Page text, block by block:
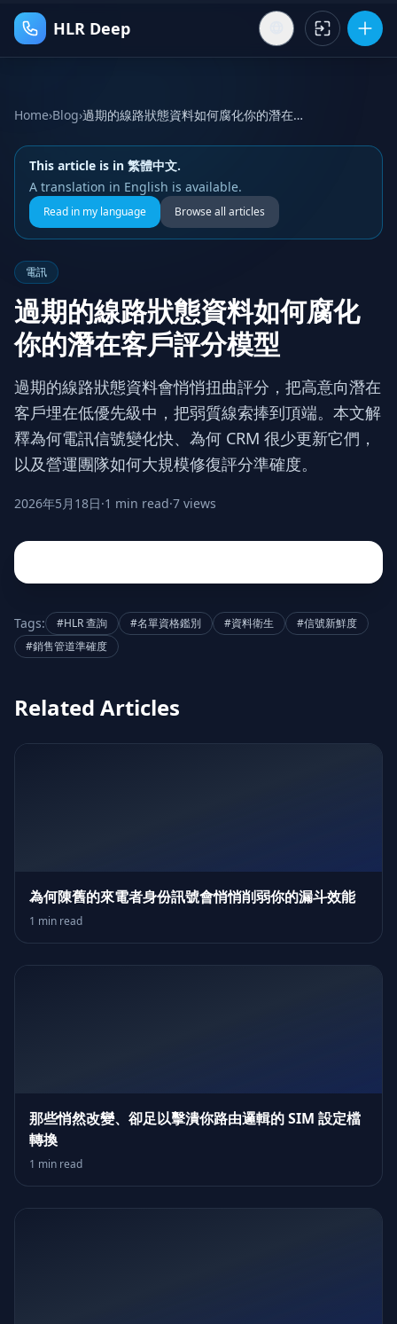
HLR Deep
Home›Blog› 過期的線路狀態資料如何腐化你的潛在客戶評分模型
This article is in 繁體中文.
A translation in English is available.
Read in my language Browse all articles
電訊
過期的線路狀態資料如何腐化
你的潛在客戶評分模型
過期的線路狀態資料會悄悄扭曲評分，把高意向潛在
客戶埋在低優先級中，把弱質線索捧到頂端。本文解
釋為何電訊信號變化快、為何 CRM 很少更新它們，
以及營運團隊如何大規模修復評分準確度。
2026年5月18日·1 min read·7 views
Tags: #HLR 查詢 #名單資格鑑別 #資料衛生
#信號新鮮度
#銷售管道準確度
Related Articles
為何陳舊的來電者身份訊號會悄悄削弱你的漏斗效能
1 min read
那些悄然改變、卻足以擊潰你路由邏輯的 SIM 設定檔
轉換
1 min read